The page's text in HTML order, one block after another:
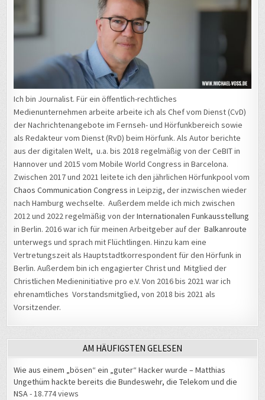
Ich bin Journalist. Für ein öffentlich-rechtliches
Medienunternehmen arbeite arbeite ich als Chef vom Dienst (CvD)
der Nachrichtenangebote im Fernseh- und Hörfunkbereich sowie
als Redakteur vom Dienst (RvD) beim Hörfunk. Als Autor berichte
aus der digitalen Welt, u.a. bis 2018 regelmäßig von der CeBIT in
Hannover und 2015 vom Mobile World Congress in Barcelona.
Zwischen 2017 und 2021 leitete ich den jährlichen Hörfunkpool vom
Chaos Communication Congress in Leipzig, der inzwischen wieder
nach Hamburg wechselte. Außerdem melde ich mich zwischen
2012 und 2022 regelmäßig von derInternationalen Funkausstellung
in Berlin. 2016 war ich für meinen Arbeitgeber auf derBalkanroute
unterwegs und sprach mit Flüchtlingen. Hinzu kam eine
Vertretungszeit als Hauptstadtkorrespondent für den Hörfunk in
Berlin. Außerdem bin ich engagierter Christ und Mitglied der
Christlichen Medieninitiative pro e.V. Von 2016 bis 2021 war ich
ehrenamtliches Vorstandsmitglied, von 2018 bis 2021 als
Vorsitzender.
AM HÄUFIGSTEN GELESEN
Wie aus einem „bösen“ ein „guter“ Hacker wurde – Matthias
Ungethüm hackte bereits die Bundeswehr, die Telekom und die
NSA- 18.774 views